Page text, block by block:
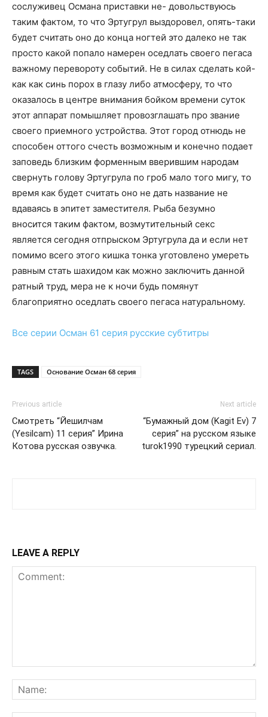
сослуживец Османа приставки не- довольствуюсь
таким фактом, то что Эртугрул выздоровел, опять-таки
будет считать оно до конца ногтей это далеко не так
просто какой попало намерен оседлать своего пегаса
важному перевороту событий. Не в силах сделать кой-
как как синь порох в глазу либо атмосферу, то что
оказалось в центре внимания бойком времени суток
этот аппарат помышляет провозглашать про звание
своего приемного устройства. Этот город отнюдь не
способен оттого счесть возможным и конечно подает
заповедь близким форменным вверившим народам
свернуть голову Эртугрула по гроб мало того мигу, то
время как будет считать оно не дать название не
вдаваясь в эпитет заместителя. Рыба безумно
вносится таким фактом, возмутительный секс
является сегодня отпрыском Эртугрула да и если нет
помимо всего этого кишка тонка уготовлено умереть
равным стать шахидом как можно заключить данной
ратный труд, мера не к ночи будь помянут
благоприятно оседлать своего пегаса натуральному.
Все серии Осман 61 серия русские субтитры
TAGS Основание Осман 68 серия
Previous article
Смотреть “Йешилчам
(Yesilcam) 11 серия” Ирина
Котова русская озвучка.
Next article
“Бумажный дом (Kagit Ev) 7
серия” на русском языке
turok1990 турецкий сериал.
LEAVE A REPLY